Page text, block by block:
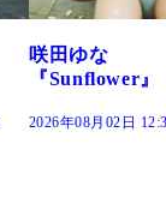
藤水咲桜『花
だまり』
2026年08月02日